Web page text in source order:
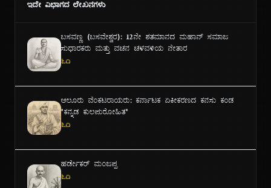
ಇದೇ ವಿಭಾಗದ ಲೇಖನಗಳು
ಬಸವಣ್ಣ (ಬಸವೇಶ್ವರ): ೧೨ನೇ ಶತಮಾನದ ಮಹಾನ್ ಸಮಾಜ
ಸುಧಾರಕರು ಮತ್ತು ವಚನ ಚಳವಳಿಯ ನೇತಾರ
ಓದಿ
ಆಲೂರು ವೆಂಕಟರಾಯರು: ಕರ್ನಾಟಕ ಏಕೀಕರಣದ ಕನಸು ಕಂಡ
"ಕನ್ನಡ ಕುಲಪುರೋಹಿತ"
ಓದಿ
ಹರ್ಡೇಕರ್ ಮಂಜಪ್ಪ
ಓದಿ